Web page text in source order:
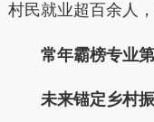
村民就业超百余人
常年霸榜专业
未来锚定乡村